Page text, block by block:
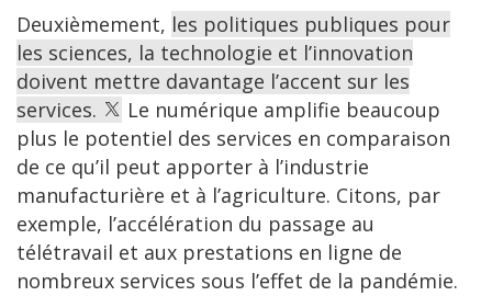
Deuxièmement, les politiques publiques pour
les sciences, la technologie et l’innovation
doivent mettre davantage l’accent sur les
services.
Le numérique amplifie beaucoup
plus le potentiel des services en comparaison
de ce qu’il peut apporter à l’industrie
manufacturière et à l’agriculture. Citons, par
exemple, l’accélération du passage au
télétravail et aux prestations en ligne de
nombreux services sous l’effet de la pandémie.